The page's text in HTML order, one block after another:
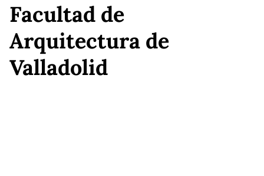
Facultad de
Arquitectura de
Valladolid